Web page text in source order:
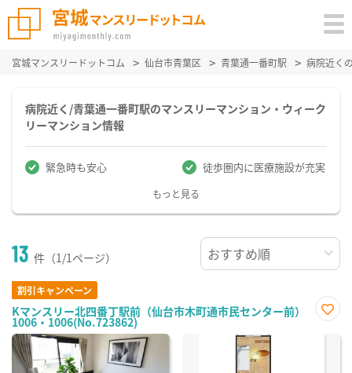
宮城マンスリードットコム 仙台市青葉区 青葉通一番町駅 病院近く
病院近く/青葉通一番町駅のマンスリーマンション・ウィーク
リーマンション情報
緊急時も安心 徒歩圏内に医療施設が充実
もっと見る
13 件（1/1ページ）
割引キャンペーン
Kマンスリー北四番丁駅前（仙台市木町通市民センター前）
1006・1006(No.723862)
に入